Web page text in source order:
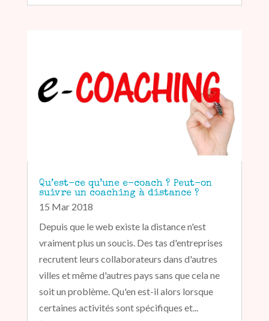
Qu’est-ce qu’une e-coach ? Peut-on
suivre un coaching à distance ?
15 Mar 2018
Depuis que le web existe la distance n'est
vraiment plus un soucis. Des tas d'entreprises
recrutent leurs collaborateurs dans d'autres
villes et même d'autres pays sans que cela ne
soit un problème. Qu'en est-il alors lorsque
certaines activités sont spécifiques et...